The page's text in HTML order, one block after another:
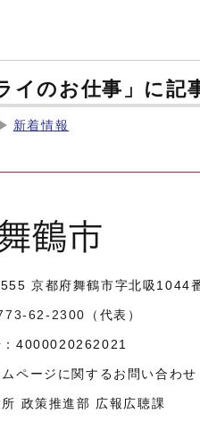
イのお仕事」に
新着情報
京都府舞鶴市字北吸1044
62-2300 （代表）
4000020262021
ページに関するお問い合わせ
政策推進部 広報広聴課